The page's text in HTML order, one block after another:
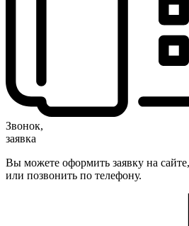
Звонок,
заявка
Вы можете оформить заявку на
или позвонить по телефону.